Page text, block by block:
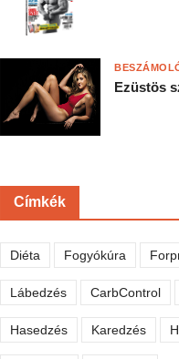
Ezüstös
Címkék
Diéta Fogyókúra
Lábedzés CarbControl
Hasedzés Karedzés